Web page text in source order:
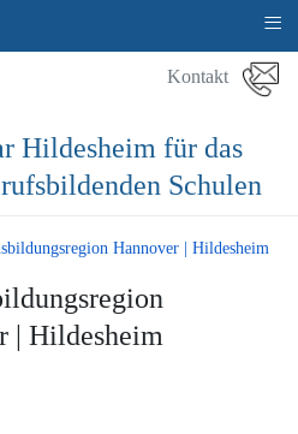
Kontakt
Hildesheim für das
Schulen
Hannover | Hildesheim
| Hildesheim
≡